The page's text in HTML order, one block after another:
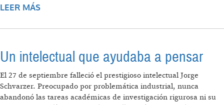
LEER MÁS
Un intelectual que ayudaba a pensar
El 27 de septiembre falleció el prestigioso intelectual Jorge
Schvarzer. Preocupado por problemática industrial, nunca
abandonó las tareas académicas de investigación rigurosa ni su